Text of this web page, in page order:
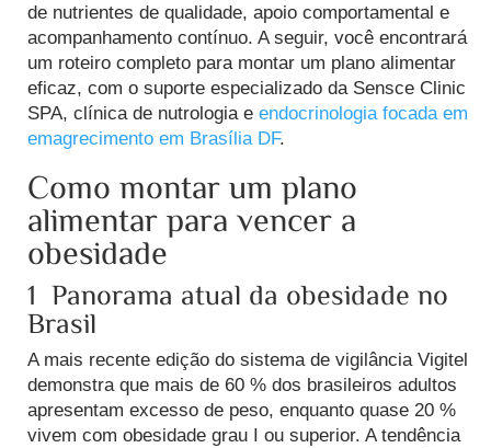
de nutrientes de qualidade, apoio comportamental e
acompanhamento contínuo. A seguir, você encontrará
um roteiro completo para montar um plano alimentar
eficaz, com o suporte especializado da Sensce Clinic
SPA, clínica de nutrologia e endocrinologia focada em
emagrecimento em Brasília DF.
Como montar um plano
alimentar para vencer a
obesidade
1 Panorama atual da obesidade no
Brasil
A mais recente edição do sistema de vigilância Vigitel
demonstra que mais de 60 % dos brasileiros adultos
apresentam excesso de peso, enquanto quase 20 %
vivem com obesidade grau I ou superior. A tendência